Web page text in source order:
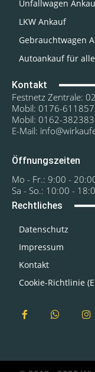
Unfallwagen
LKW Ankauf
Gebrauchtwagen
Autoankauf für alle
Kontakt
Festnetz Zentrale:
Mobil: 0176-
Mobil: 0162-
E-Mail:
Öffnungszeiten
Mo - Fr.: 9:00 -
Sa - So.: 10:00 -
Rechtliches
Datenschutz
Impressum
Kontakt
Cookie-Richtlinie